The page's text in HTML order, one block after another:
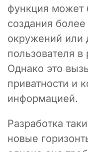
функция может
создания
окружений или
пользователя в
Однако это
приватности и
информацией.
Разработка
новые